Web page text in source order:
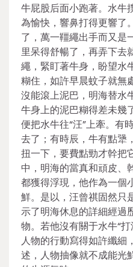
牛屁股后面小跑著。水牛
為愉快，響鼻打得更響了
了，萬一韁繩出手而又是
里呆得舒暢了，再弄下去
繩，緊盯著牛身，盼望水
糊住，如許早晨蚊子就無
沒能滾上泥巴，明海替水
牛身上的泥巴糊得差未幾
便把水牛往“汪”上牽。有
去了；有時辰，牛有點犟
扭一下，要費點勁才幹把
中，明海的當真和頑皮、
都獲得浮現，他作為一個
鮮。是以，汪曾祺固然只
示了明海休息的詳細經過
物。若他沒有關于水牛“
人物的行動寫得如許纖細
述，人物抽像就不成能光